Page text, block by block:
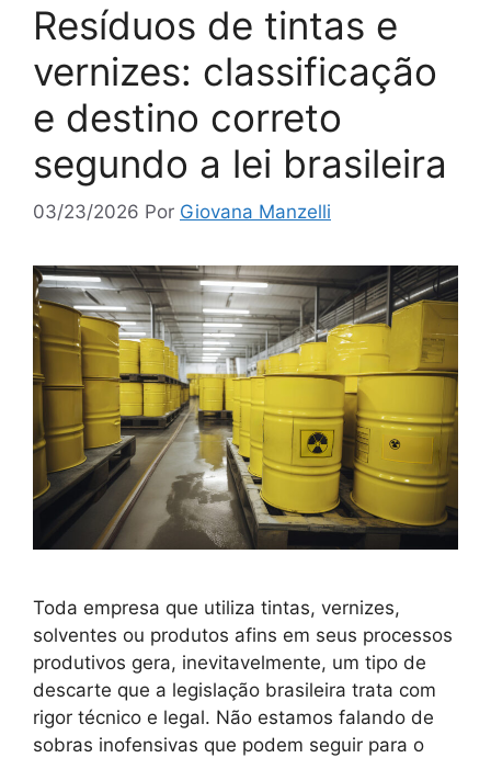
Resíduos de tintas e
vernizes: classificação
e destino correto
segundo a lei brasileira
03/23/2026 Por Giovana Manzelli
Toda empresa que utiliza tintas, vernizes,
solventes ou produtos afins em seus processos
produtivos gera, inevitavelmente, um tipo de
descarte que a legislação brasileira trata com
rigor técnico e legal. Não estamos falando de
sobras inofensivas que podem seguir para o